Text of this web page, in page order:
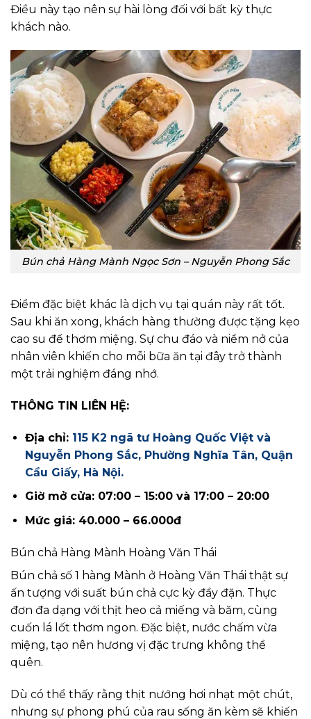
Điều này tạo nên sự hài lòng đối với bất kỳ thực
khách nào.
Bún chả Hàng Mành Ngọc Sơn – Nguyễn Phong Sắc
Điểm đặc biệt khác là dịch vụ tại quán này rất tốt.
Sau khi ăn xong, khách hàng thường được tặng kẹo
cao su để thơm miệng. Sự chu đáo và niềm nở của
nhân viên khiến cho mỗi bữa ăn tại đây trở thành
một trải nghiệm đáng nhớ.
THÔNG TIN LIÊN HỆ:
Địa chỉ: 115 K2 ngã tư Hoàng Quốc Việt và
Nguyễn Phong Sắc, Phường Nghĩa Tân, Quận
Cầu Giấy, Hà Nội.
Giờ mở cửa: 07:00 – 15:00 và 17:00 – 20:00
Mức giá: 40.000 – 66.000đ
Bún chả Hàng Mành Hoàng Văn Thái
Bún chả số 1 hàng Mành ở Hoàng Văn Thái thật sự
ấn tượng với suất bún chả cực kỳ đầy đặn. Thực
đơn đa dạng với thịt heo cả miếng và băm, cùng
cuốn lá lốt thơm ngon. Đặc biệt, nước chấm vừa
miệng, tạo nên hương vị đặc trưng không thể
quên.
Dù có thể thấy rằng thịt nướng hơi nhạt một chút,
nhưng sự phong phú của rau sống ăn kèm sẽ khiến